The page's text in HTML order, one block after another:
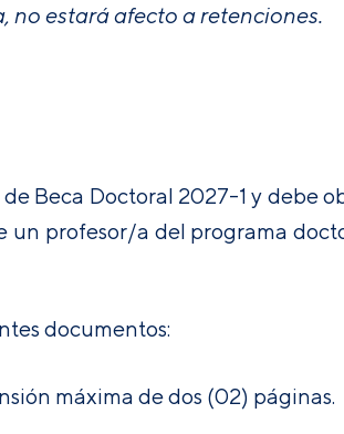
no estará afecto a retenciones.
Beca Doctoral 2027-1 y debe
un profesor/a del programa
documentos:
máxima de dos (02) páginas.